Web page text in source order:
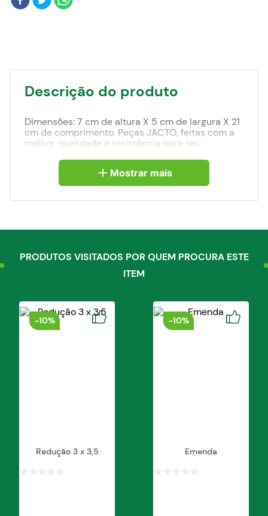
Descrição do produto
Dimensões: 7 cm de altura X 5 cm de largura X 21
cm de comprimento. Peças JACTO, feitas com a
melhor qualidade e resistência para seu
confiança pode oferecer.
Mostrar mais
PRODUTOS VISITADOS POR QUEM PROCURA ESTE
ITEM
-10%
Redução 3 x 3,5
-10%
Emenda